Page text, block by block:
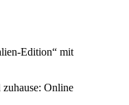
Edition“ mit
Online